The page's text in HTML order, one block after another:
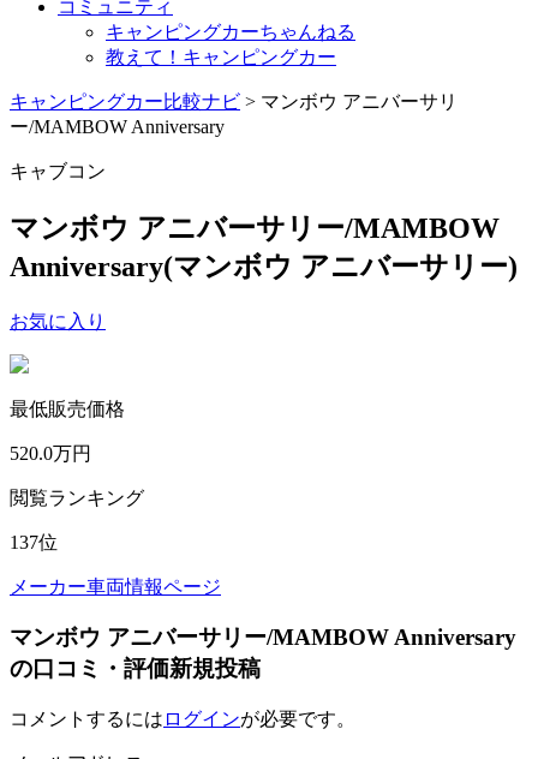
コミュニティ
キャンピングカーちゃんねる
教えて！キャンピングカー
キャンピングカー比較ナビ > マンボウ アニバーサリ
ー/MAMBOW Anniversary
キャブコン
マンボウ アニバーサリー/MAMBOW
Anniversary(マンボウ アニバーサリー)
お気に入り
最低販売価格
520.0万円
閲覧ランキング
137位
メーカー車両情報ページ
マンボウ アニバーサリー/MAMBOW Anniversary
の口コミ・評価新規投稿
コメントするには ログインが必要です。